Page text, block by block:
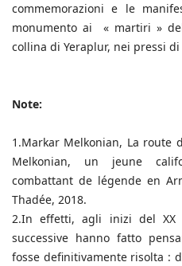
commemorazioni e le
monumento ai « martiri »
collina di Yeraplur, nei pressi di
Note:
1.Markar Melkonian, La route
Melkonian, un jeune
combattant de légende en
Thadée, 2018.
2.In effetti, agli inizi del XX
successive hanno fatto
fosse definitivamente risolta :